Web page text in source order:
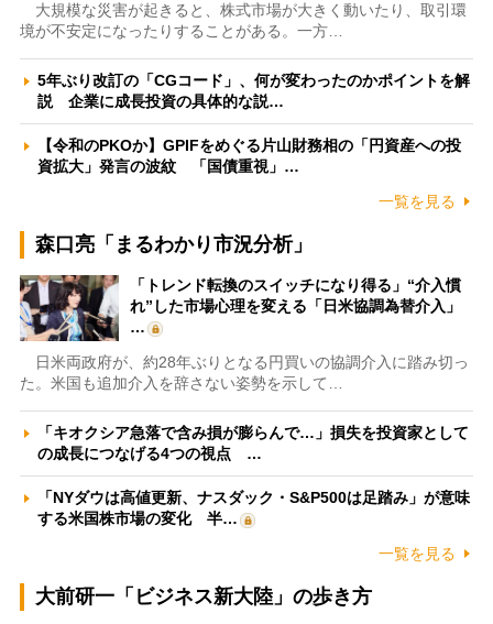
大規模な災害が起きると、株式市場が大きく動いたり、取引環
境が不安定になったりすることがある。一方…
5年ぶり改訂の「CGコード」、何が変わったのかポイントを解
説 企業に成長投資の具体的な説…
【令和のPKOか】GPIFをめぐる片山財務相の「円資産への投
資拡大」発言の波紋 「国債重視」…
一覧を見る
森口亮「まるわかり市況分析」
「トレンド転換のスイッチになり得る」“介入慣
れ”した市場心理を変える「日米協調為替介入」
…
日米両政府が、約28年ぶりとなる円買いの協調介入に踏み切っ
た。米国も追加介入を辞さない姿勢を示して…
「キオクシア急落で含み損が膨らんで…」損失を投資家として
の成長につなげる4つの視点 …
「NYダウは高値更新、ナスダック・S&P500は足踏み」が意味
する米国株市場の変化 半…
一覧を見る
大前研一「ビジネス新大陸」の歩き方